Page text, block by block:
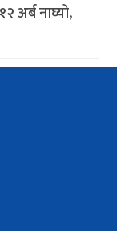
अर्ब नाघ्यो,